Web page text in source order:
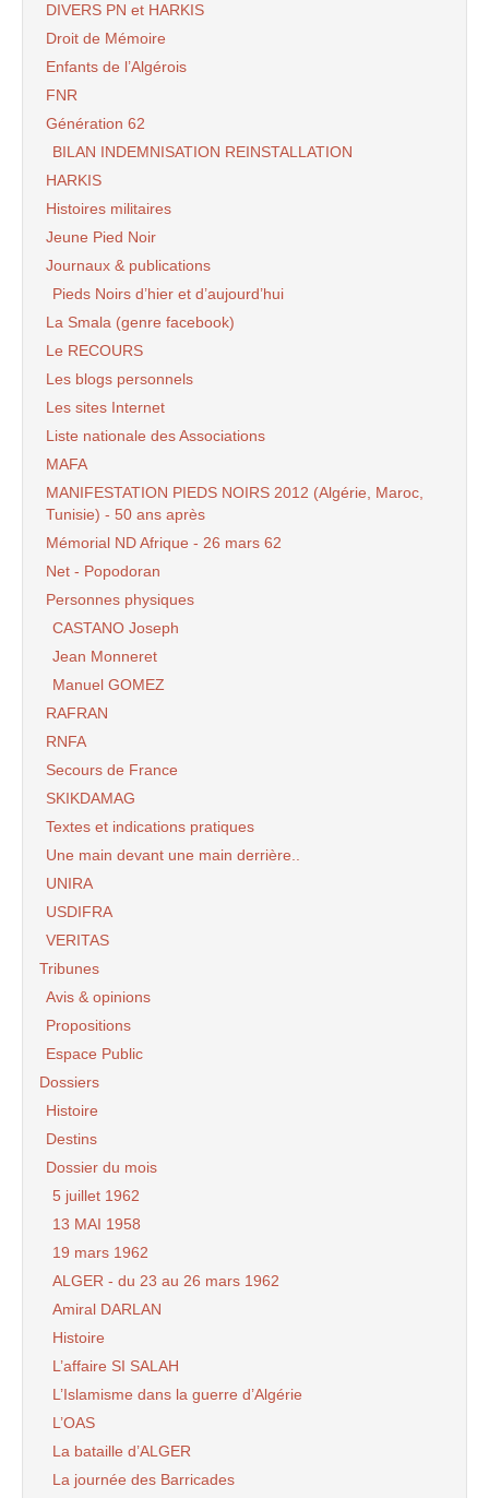
DIVERS PN et HARKIS
Droit de Mémoire
Enfants de l’Algérois
FNR
Génération 62
BILAN INDEMNISATION REINSTALLATION
HARKIS
Histoires militaires
Jeune Pied Noir
Journaux & publications
Pieds Noirs d’hier et d’aujourd’hui
La Smala (genre facebook)
Le RECOURS
Les blogs personnels
Les sites Internet
Liste nationale des Associations
MAFA
MANIFESTATION PIEDS NOIRS 2012 (Algérie, Maroc,
Tunisie) - 50 ans après
Mémorial ND Afrique - 26 mars 62
Net - Popodoran
Personnes physiques
CASTANO Joseph
Jean Monneret
Manuel GOMEZ
RAFRAN
RNFA
Secours de France
SKIKDAMAG
Textes et indications pratiques
Une main devant une main derrière..
UNIRA
USDIFRA
VERITAS
Tribunes
Avis & opinions
Propositions
Espace Public
Dossiers
Histoire
Destins
Dossier du mois
5 juillet 1962
13 MAI 1958
19 mars 1962
ALGER - du 23 au 26 mars 1962
Amiral DARLAN
Histoire
L’affaire SI SALAH
L’Islamisme dans la guerre d’Algérie
L’OAS
La bataille d’ALGER
La journée des Barricades